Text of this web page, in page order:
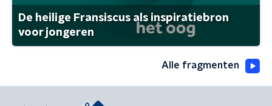
De heilige Fransiscus als inspiratiebron
voor jongeren
Alle fragmenten